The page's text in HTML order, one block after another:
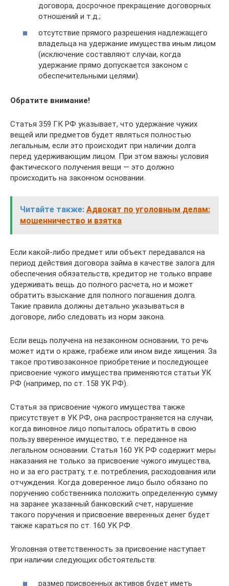
договора, досрочное прекращение договорных
отношений и т.д.;
отсутствие прямого разрешения надлежащего
владельца на удержание имущества иным лицом
(исключение составляют случаи, когда
удержание прямо допускается законом с
обеспечительными целями).
Обратите внимание!
Статья 359 ГК РФ указывает, что удержание чужих
вещей или предметов будет являться полностью
легальным, если это происходит при наличии долга
перед удерживающим лицом. При этом важны условия
фактического получения вещи — это должно
происходить на законном основании.
Читайте также: Адвокат по уголовным делам:
мошенничество и взятка
Если какой-либо предмет или объект передавался на
период действия договора займа в качестве залога для
обеспечения обязательств, кредитор не только вправе
удерживать вещь до полного расчета, но и может
обратить взыскание для полного погашения долга.
Такие правила должны детально указываться в
договоре, либо следовать из норм закона.
Если вещь получена на незаконном основании, то речь
может идти о краже, грабеже или ином виде хищения. За
такое противозаконное приобретение и последующее
присвоение чужого имущества применяются статьи УК
РФ (например, по ст. 158 УК РФ).
Статья за присвоение чужого имущества также
присутствует в УК РФ, она распространяется на случаи,
когда виновное лицо попыталось обратить в свою
пользу вверенное имущество, т.е. переданное на
легальном основании. Статья 160 УК РФ содержит меры
наказания не только за присвоение чужого имущества,
но и за его растрату, т.е. потребления, расходования или
отчуждения. Когда доверенное лицо было обязано по
поручению собственника положить определенную сумму
на заранее указанный банковский счет, нарушение
такого поручения и присвоение вверенных денег будет
также караться по ст. 160 УК РФ.
Уголовная ответственность за присвоение наступает
при наличии следующих обстоятельств:
размер присвоенных активов будет иметь